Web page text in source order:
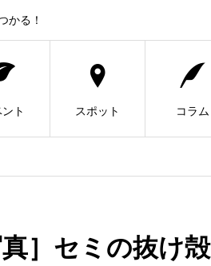
かる！
ト スポット コラム
真］セミの抜け殻